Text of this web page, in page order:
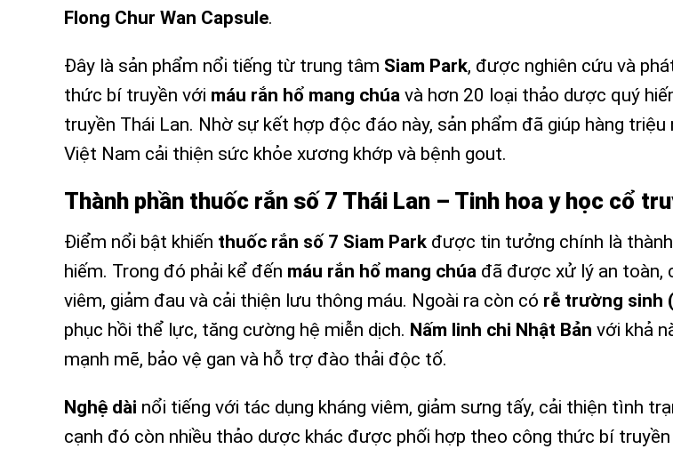
Flong Chur Wan Capsule.
Đây là sản phẩm nổi tiếng từ trung tâm Siam Park, được nghiên cứu và
thức bí truyền với máu rắn hổ mang chúa và hơn 20 loại thảo dược quý
truyền Thái Lan. Nhờ sự kết hợp độc đáo này, sản phẩm đã giúp hàng triệu
Việt Nam cải thiện sức khỏe xương khớp và bệnh gout.
Thành phần thuốc rắn số 7 Thái Lan – Tinh hoa y học cổ
Điểm nổi bật khiến thuốc rắn số 7 Siam Park được tin tưởng chính là
hiếm. Trong đó phải kể đến máu rắn hổ mang chúa đã được xử lý an toàn,
viêm, giảm đau và cải thiện lưu thông máu. Ngoài ra còn có rễ trường sinh
phục hồi thể lực, tăng cường hệ miễn dịch. Nấm linh chi Nhật Bản với khả
mạnh mẽ, bảo vệ gan và hỗ trợ đào thải độc tố.
Nghệ dài nổi tiếng với tác dụng kháng viêm, giảm sưng tấy, cải thiện tình
cạnh đó còn nhiều thảo dược khác được phối hợp theo công thức bí truyền